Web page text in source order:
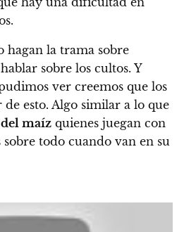
hagan la trama sobre
sobre los cultos. Y
ver creemos que los
esto. Algo similar a lo que
maíz quienes juegan con
todo cuando van en su